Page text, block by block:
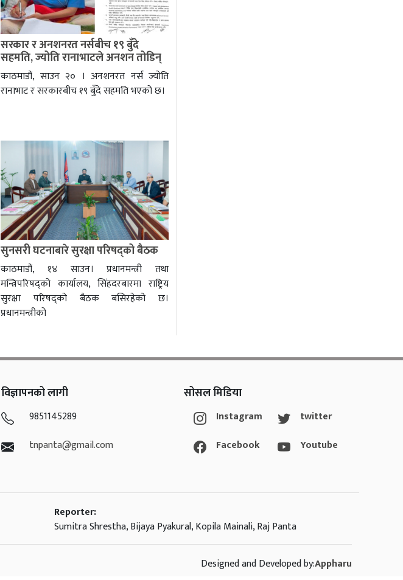
सरकार र अनशनरत नर्सबीच १९ बुँदे
सहमति, ज्योति रानाभाटले अनशन तोडिन्
काठमाडौं, साउन २० । अनशनरत नर्स ज्योति
रानाभाट र सरकारबीच १९ बुँदे सहमति भएको छ।
सुनसरी घटनाबारे सुरक्षा परिषद्को बैठक
काठमाडौं, १४ साउन। प्रधानमन्त्री तथा
मन्त्रिपरिषद्को कार्यालय, सिंहदरबारमा राष्ट्रिय
सुरक्षा परिषद्को बैठक बसिरहेको छ।
प्रधानमन्त्रीको
विज्ञापनको लागी
9851145289
tnpanta@gmail.com
सोसल मिडिया
Instagram
Facebook
twitter
Youtube
Reporter:
Sumitra Shrestha, Bijaya Pyakural, Kopila Mainali, Raj Panta
Designed and Developed by:Appharu